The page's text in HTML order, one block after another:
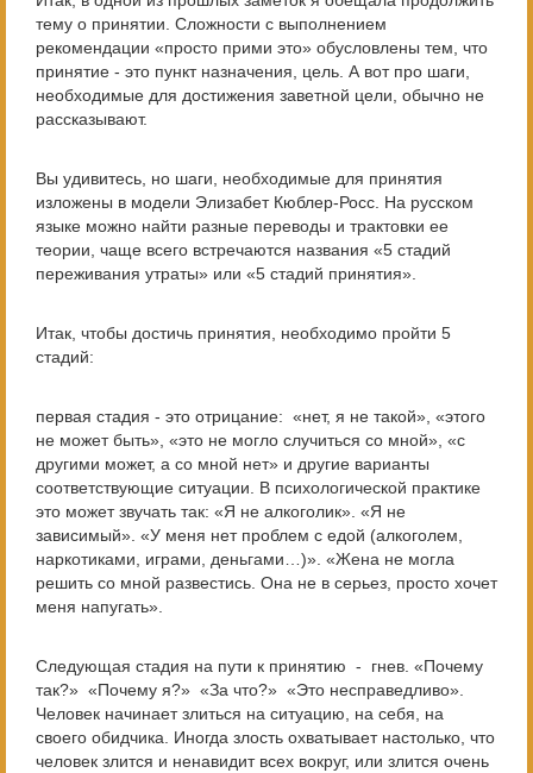
тему о принятии. Сложности с выполнением
рекомендации «просто прими это» обусловлены тем, что
принятие - это пункт назначения, цель. А вот про шаги,
необходимые для достижения заветной цели, обычно не
рассказывают.
Вы удивитесь, но шаги, необходимые для принятия
изложены в модели Элизабет Кюблер-Росс. На русском
языке можно найти разные переводы и трактовки ее
теории, чаще всего встречаются названия «5 стадий
переживания утраты» или «5 стадий принятия».
Итак, чтобы достичь принятия, необходимо пройти 5
стадий:
первая стадия - это отрицание: «нет, я не такой», «этого
не может быть», «это не могло случиться со мной», «с
другими может, а со мной нет» и другие варианты
соответствующие ситуации. В психологической практике
это может звучать так: «Я не алкоголик». «Я не
зависимый». «У меня нет проблем с едой (алкоголем,
наркотиками, играми, деньгами…)». «Жена не могла
решить со мной развестись. Она не в серьез, просто хочет
меня напугать».
Следующая стадия на пути к принятию - гнев. «Почему
так?» «Почему я?» «За что?» «Это несправедливо».
Человек начинает злиться на ситуацию, на себя, на
своего обидчика. Иногда злость охватывает настолько, что
человек злится и ненавидит всех вокруг, или злится очень